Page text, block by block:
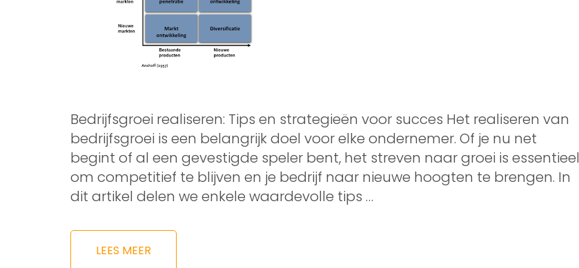
Bedrijfsgroei realiseren: Tips en strategieën voor succes Het realiseren van
bedrijfsgroei is een belangrijk doel voor elke ondernemer. Of je nu net
begint of al een gevestigde speler bent, het streven naar groei is essentieel
om competitief te blijven en je bedrijf naar nieuwe hoogten te brengen. In
dit artikel delen we enkele waardevolle tips …
LEES MEER